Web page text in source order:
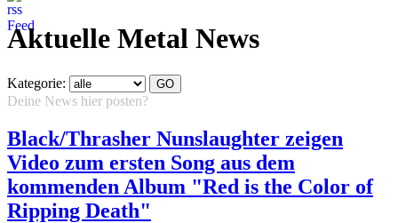
Aktuelle Metal News
Kategorie:
Deine News hier posten?
Black/Thrasher Nunslaughter zeigen
Video zum ersten Song aus dem
kommenden Album "Red is the Color of
Ripping Death"